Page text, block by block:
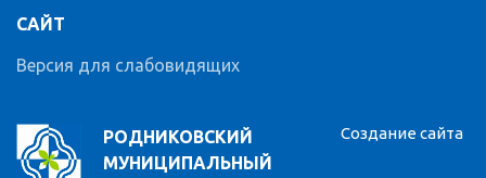
РОДНИКОВСКИЙ
МУНИЦИПАЛЬНЫЙ
САЙТ
Версия для слабовидящих
Создание сайта